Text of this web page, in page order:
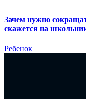
Зачем нужно
скажется на
Ребенок